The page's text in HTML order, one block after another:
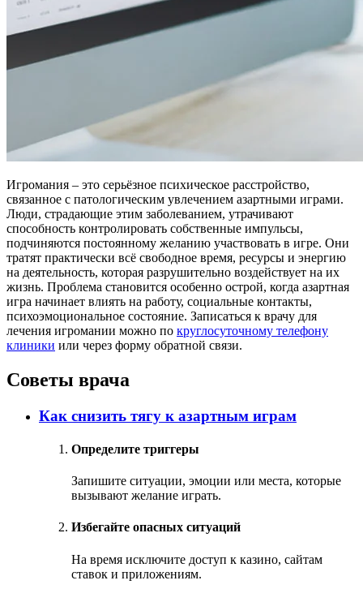
Игромания – это серьёзное психическое расстройство,
связанное с патологическим увлечением азартными играми.
Люди, страдающие этим заболеванием, утрачивают
способность контролировать собственные импульсы,
подчиняются постоянному желанию участвовать в игре. Они
тратят практически всё свободное время, ресурсы и энергию
на деятельность, которая разрушительно воздействует на их
жизнь. Проблема становится особенно острой, когда азартная
игра начинает влиять на работу, социальные контакты,
психоэмоциональное состояние. Записаться к врачу для
лечения игромании можно по круглосуточному телефону
клиники или через форму обратной связи.
Советы врача
Как снизить тягу к азартным играм
Определите триггеры
Запишите ситуации, эмоции или места, которые
вызывают желание играть.
Избегайте опасных ситуаций
На время исключите доступ к казино, сайтам
ставок и приложениям.